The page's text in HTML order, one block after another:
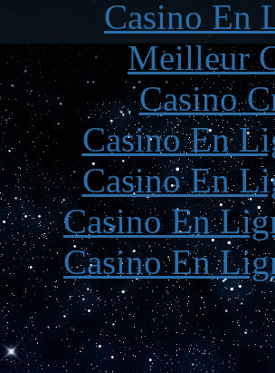
Casino En
Meilleur
Casino
Casino En
Casino En
Casino En
Casino En